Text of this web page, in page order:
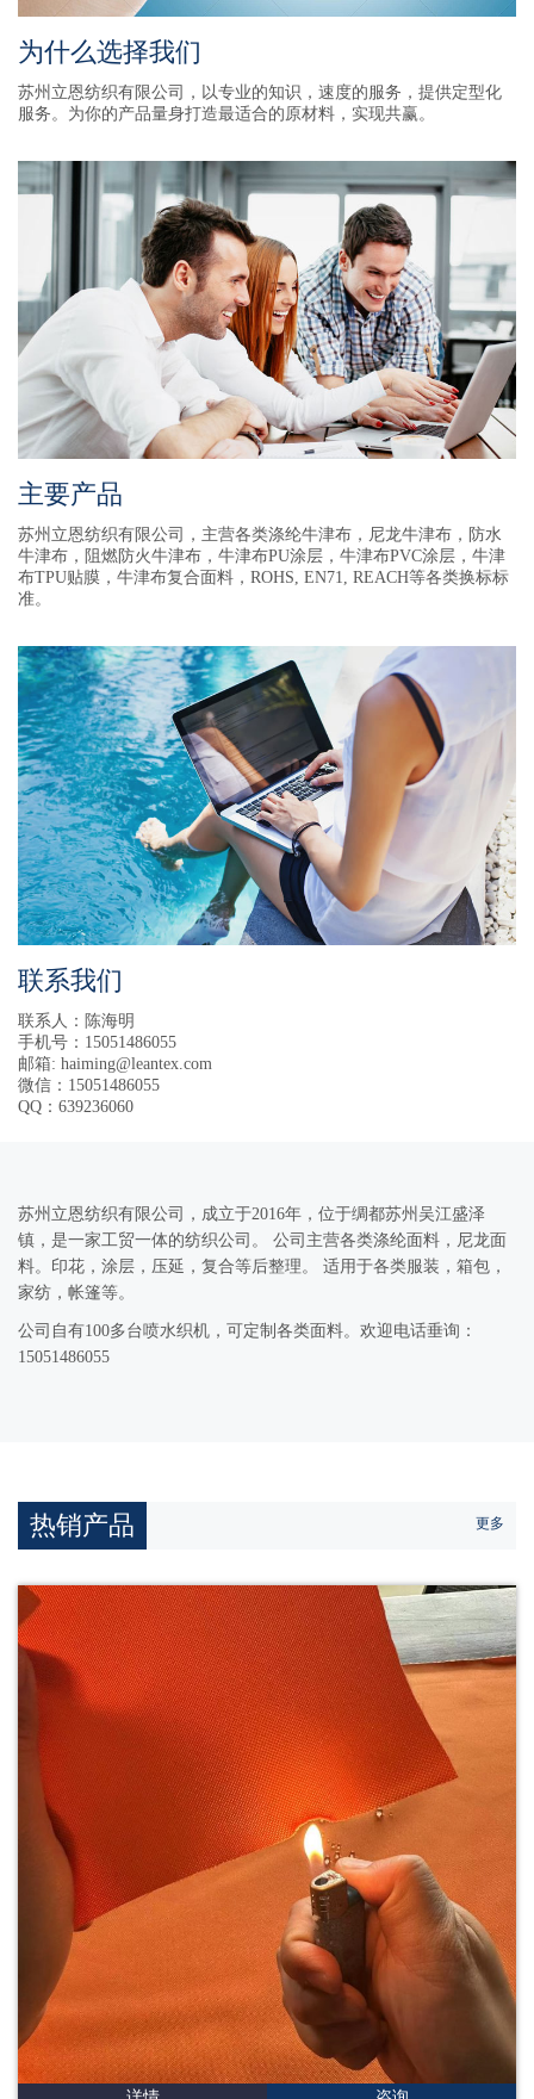
为什么选择我们
苏州立恩纺织有限公司，以专业的知识，速度的服务，提供定型化
服务。为你的产品量身打造最适合的原材料，实现共赢。
主要产品
苏州立恩纺织有限公司，主营各类涤纶牛津布，尼龙牛津布，防水
牛津布，阻燃防火牛津布，牛津布PU涂层，牛津布PVC涂层，牛津
布TPU贴膜，牛津布复合面料，ROHS, EN71, REACH等各类换标标
准。
联系我们
联系人：陈海明
手机号：15051486055
邮箱: haiming@leantex.com
微信：15051486055
QQ：639236060
苏州立恩纺织有限公司，成立于2016年，位于绸都苏州吴江盛泽
镇，是一家工贸一体的纺织公司。 公司主营各类涤纶面料，尼龙面
料。印花，涂层，压延，复合等后整理。 适用于各类服装，箱包，
家纺，帐篷等。
公司自有100多台喷水织机，可定制各类面料。欢迎电话垂询：
15051486055
热销产品 更多